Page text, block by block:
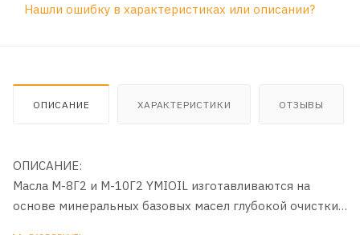
Нашли ошибку в характеристиках или описании?
ОПИСАНИЕ ХАРАКТЕРИСТИКИ ОТЗЫВЫ
ОПИСАНИЕ:
Масла М-8Г2 и М-10Г2 YMIOIL изготавливаются на
основе минеральных базовых масел глубокой очистки